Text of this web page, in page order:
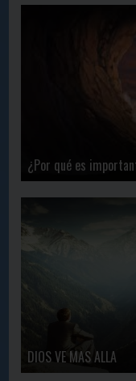
¿Por qué es
DIOS VE MAS ALLA